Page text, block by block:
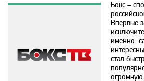
Kazakh TV KZ
Бокс –
Впервые
именно:
стал